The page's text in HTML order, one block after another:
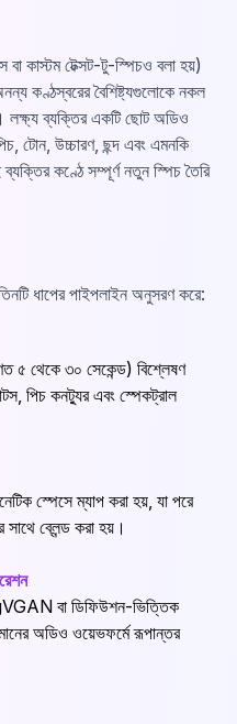
কাস্টম টেক্সট-টু-স্পিচও বলা হয়)
কণ্ঠস্বরের বৈশিষ্ট্যগুলোকে নকল
লক্ষ্য ব্যক্তির একটি ছোট অডিও
টোন, উচ্চারণ, ছন্দ এবং এমনকি
কণ্ঠে সম্পূর্ণ নতুন স্পিচ তৈরি
ধাপের পাইপলাইন অনুসরণ করে:
৫ থেকে ৩০ সেকেন্ড) বিশ্লেষণ
পিচ কনট্যুর এবং স্পেকট্রাল
স্পেসে ম্যাপ করা হয়, যা পরে
সাথে ব্লেন্ড করা হয়।
বা ডিফিউশন-ভিত্তিক
অডিও ওয়েভফর্মে রূপান্তর